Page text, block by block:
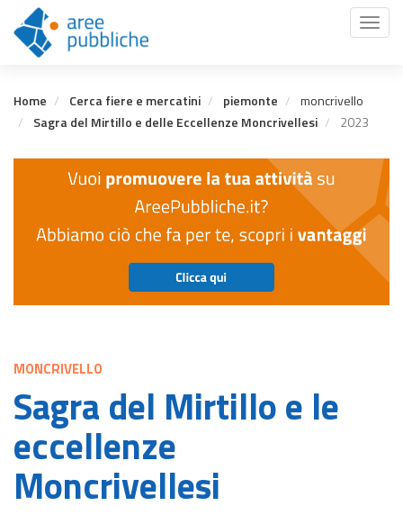
contenuto
principale
Toggle
Home Cerca fiere e mercatini piemonte
moncrivello
Sagra del Mirtillo e delle Eccellenze Moncrivellesi
2023
MONCRIVELLO
Sagra del Mirtillo e le
eccellenze
Moncrivellesi